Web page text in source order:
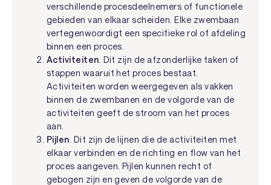
verschillende procesdeelnemers of functionele
gebieden van elkaar scheiden. Elke zwembaan
vertegenwoordigt een specifieke rol of afdeling
binnen een proces.
Activiteiten . Dit zijn de afzonderlijke taken of
stappen waaruit het proces bestaat.
Activiteiten worden weergegeven als vakken
binnen de zwembanen en de volgorde van de
activiteiten geeft de stroom van het proces
aan.
Pijlen . Dit zijn de lijnen die de activiteiten met
elkaar verbinden en de richting en flow van het
proces aangeven. Pijlen kunnen recht of
gebogen zijn en geven de volgorde van de